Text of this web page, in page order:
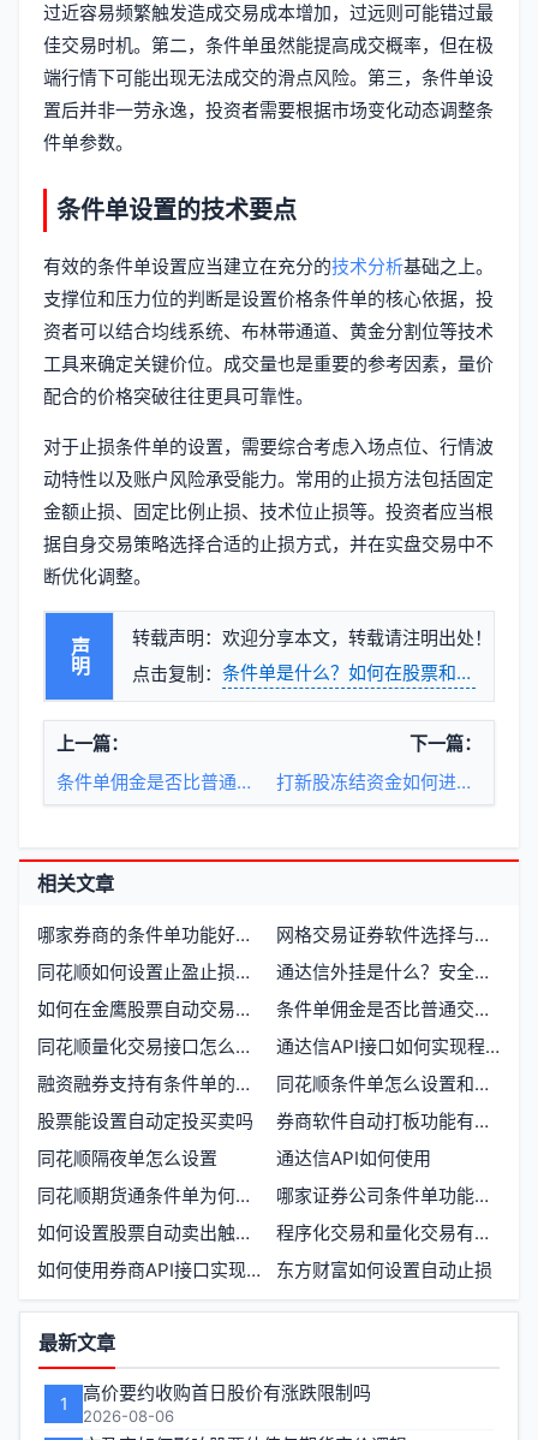
过近容易频繁触发造成交易成本增加，过远则可能错过最
佳交易时机。第二，条件单虽然能提高成交概率，但在极
端行情下可能出现无法成交的滑点风险。第三，条件单设
置后并非一劳永逸，投资者需要根据市场变化动态调整条
件单参数。
条件单设置的技术要点
有效的条件单设置应当建立在充分的技术分析基础之上。
支撑位和压力位的判断是设置价格条件单的核心依据，投
资者可以结合均线系统、布林带通道、黄金分割位等技术
工具来确定关键价位。成交量也是重要的参考因素，量价
配合的价格突破往往更具可靠性。
对于止损条件单的设置，需要综合考虑入场点位、行情波
动特性以及账户风险承受能力。常用的止损方法包括固定
金额止损、固定比例止损、技术位止损等。投资者应当根
据自身交易策略选择合适的止损方式，并在实盘交易中不
断优化调整。
声明
转载声明：欢迎分享本文，转载请注明出处！
点击复制： 条件单是什么？如何在股票和期货交易
上一篇：
条件单佣金是否比普通交易佣金更高
下一篇：
打新股冻结资金如何进行会计处理？
相关文章
哪家券商的条件单功能好用如何开户选择指南
网格交易证券软件选择与低佣金推荐
同花顺如何设置止盈止损自动交易功能
通达信外挂是什么？安全吗？
如何在金鹰股票自动交易软件上提交挂单
条件单佣金是否比普通交易佣金更高
同花顺量化交易接口怎么开通和使用
通达信API接口如何实现程序化交易？
融资融券支持有条件单的券商有哪些？费率如何对比
同花顺条件单怎么设置和使用
股票能设置自动定投买卖吗
券商软件自动打板功能有哪些选择
同花顺隔夜单怎么设置
通达信API如何使用
同花顺期货通条件单为何未能触发？
哪家证券公司条件单功能最全面
如何设置股票自动卖出触发条件与操作步骤
程序化交易和量化交易有什么区别 哪个更适合散户
如何使用券商API接口实现策略自动交易
东方财富如何设置自动止损
功
能
区
最新文章
1 高价要约收购首日股价有涨跌限制吗
2026-08-06